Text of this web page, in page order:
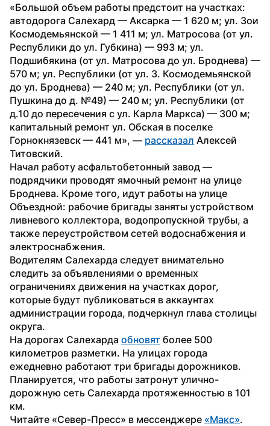
«Большой объем работы предстоит на участках:
автодорога Салехард — Аксарка — 1 620 м; ул. Зои
Космодемьянской — 1 411 м; ул. Матросова (от ул.
Республики до ул. Губкина) — 993 м; ул.
Подшибякина (от ул. Матросова до ул. Броднева) —
570 м; ул. Республики (от ул. З. Космодемьянской
до ул. Броднева) — 240 м; ул. Республики (от ул.
Пушкина до д. №49) — 240 м; ул. Республики (от
д.10 до пересечения с ул. Карла Маркса) — 300 м;
капитальный ремонт ул. Обская в поселке
Горнокнязевск — 441 м», — рассказал Алексей
Титовский.
Начал работу асфальтобетонный завод —
подрядчики проводят ямочный ремонт на улице
Броднева. Кроме того, идут работы на улице
Объездной: рабочие бригады заняты устройством
ливневого коллектора, водопропускной трубы, а
также переустройством сетей водоснабжения и
электроснабжения.
Водителям Салехарда следует внимательно
следить за объявлениями о временных
ограничениях движения на участках дорог,
которые будут публиковаться в аккаунтах
администрации города, подчеркнул глава столицы
округа.
На дорогах Салехарда обновят более 500
километров разметки. На улицах города
ежедневно работают три бригады дорожников.
Планируется, что работы затронут улично-
дорожную сеть Салехарда протяженностью в 101
км.
Читайте «Север-Пресс» в мессенджере «Макс».